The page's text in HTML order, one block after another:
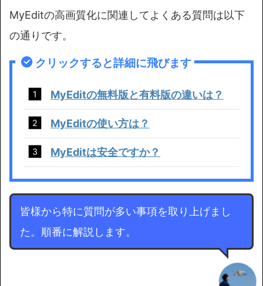
MyEditの高画質化に関連してよくある質問は以下
の通りです。
クリックすると詳細に飛びます
MyEditの無料版と有料版の違いは？
MyEditの使い方は？
MyEditは安全ですか？
皆様から特に質問が多い事項を取り上げまし
た。順番に解説します。